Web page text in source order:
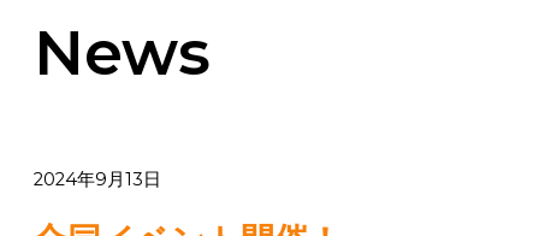
News
2024年9月13日